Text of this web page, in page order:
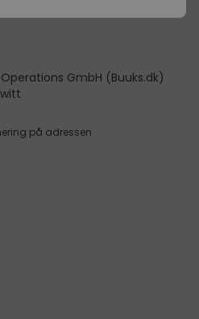
GmbH (Buuks.dk)
på adressen